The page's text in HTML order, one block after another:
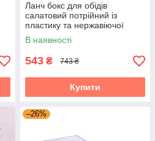
Ланч бокс для обідів
салатовий потрійний із
пластику та нержавіючої
сталі 2700мл Kamille KM-
2110
В наявності
543 ₴ 743 ₴
Купити
–26%